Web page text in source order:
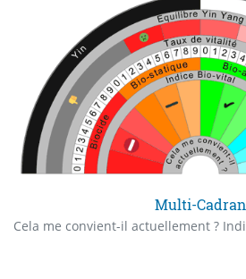
Multi-Cadran